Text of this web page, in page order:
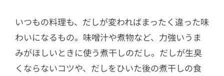
いつもの料理も、だしが変わればまったく違った味
わいになるもの。味噌汁や煮物など、力強いうま
みがほしいときに使う煮干しのだし。だしが生臭
くならないコツや、だしをひいた後の煮干しの食